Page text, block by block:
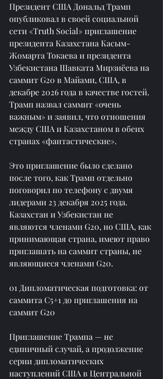
Президент США Дональд Трамп
опубликовал в своей социальной
сети «Truth Social» приглашение
президента Казахстана Касым-
Жомарта Токаева и президента
Узбекистана Шавката Мирзиёева на
саммит G20 в Майами, США, в
декабре 2026 года в качестве гостей.
Трамп назвал саммит «очень
важным» и заявил, что отношения
между США и Казахстаном в обеих
странах «фантастические».
Это приглашение было сделано
после того, как Трамп отдельно
поговорил по телефону с двумя
лидерами 23 декабря 2025 года.
Казахстан и Узбекистан не
являются членами G20, но США, как
принимающая страна, имеют право
приглашать на саммит страны, не
являющиеся членами G20.
01 Дипломатическая подготовка: от
саммита C5+1 до приглашения на
саммит G20
Приглашение Трампа — не
единичный случай, а продолжение
серии дипломатических
наступлений США в Центральной